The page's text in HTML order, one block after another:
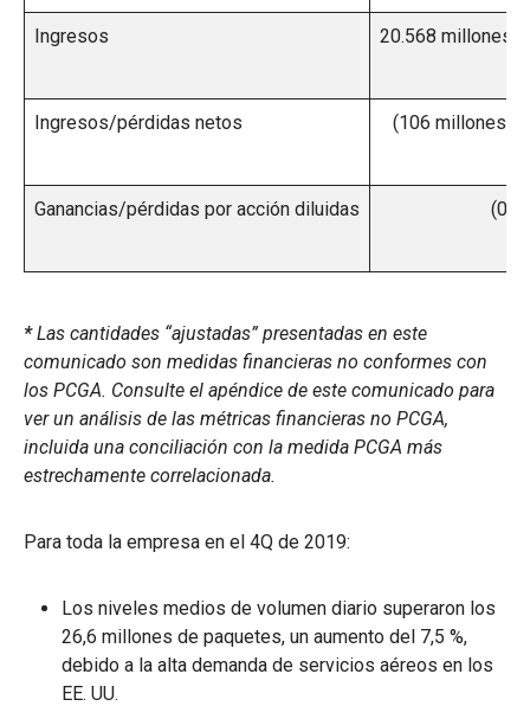
Ingresos 20.568 millones
Ingresos/pérdidas netos (106 millones
Ganancias/pérdidas por acción diluidas
* Las cantidades “ajustadas” presentadas en este
comunicado son medidas financieras no conformes con
los PCGA. Consulte el apéndice de este comunicado para
ver un análisis de las métricas financieras no PCGA,
incluida una conciliación con la medida PCGA más
estrechamente correlacionada.
Para toda la empresa en el 4Q de 2019:
Los niveles medios de volumen diario superaron los
26,6 millones de paquetes, un aumento del 7,5 %,
debido a la alta demanda de servicios aéreos en los
EE. UU.